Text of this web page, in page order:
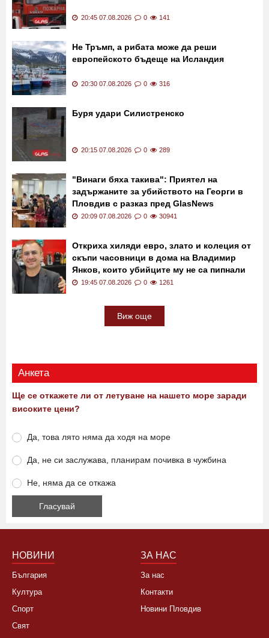
20:45 07.08.2026 0 141
Не Тръмп, а рибата може да реши
европейското бъдеще на Исландия
20:30 07.08.2026 0 316
Буря удари Силистренско
20:15 07.08.2026 0 289
"Винаги бяха такива": Приятел на
задържаните за убийството на Георги в
Пловдив с разказ пред GlasNews
20:09 07.08.2026 0 30941
Откриха хиляди евро, злато и колеция от
скъпи часовници в дома на Владимир
Янков, които убийците му не са пипнали
19:45 07.08.2026 0 1261
Виж още
Анкета
Ще се откажете ли от летуване на нашето море заради
високите цени?
Да, това лято няма да ходя на море
Да, не си заслужава, планирам почивка в чужбина
Не, няма да се откажа
НОВИНИ
България
Култура
Спорт
Свят
ЗА НАС
За нас
Контакти
Новини Пловдив